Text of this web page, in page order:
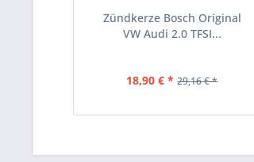
Zündkerze Bosch Original
VW Audi 2.0 TFSI...
18,90 € * 29,16 € *